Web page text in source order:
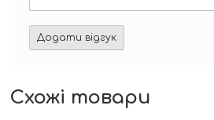
Схожі товари